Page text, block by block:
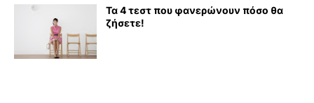
Τα 4 τεστ που φανερώνουν πόσο θα
ζήσετε!